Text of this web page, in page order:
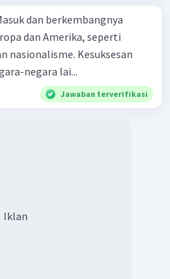
dan Amerika, seperti
Kesuksesan
negara lai...
Jawaban terverifikasi
Iklan